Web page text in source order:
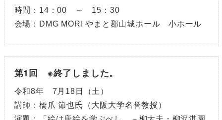
時間：14：00 ～ 15：30
会場：DMG MORI やまと郡山城ホール 小ホール
第1回 ※終了しました。
令和8年 7月18日（土）
講師：橋爪 節也氏（大阪大学名誉教授）